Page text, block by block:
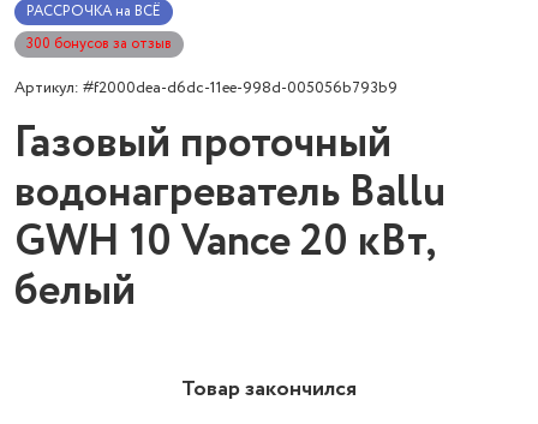
РАССРОЧКА на ВСЁ
300 бонусов за отзыв
Артикул: #f2000dea-d6dc-11ee-998d-005056b793b9
Газовый проточный
водонагреватель Ballu
GWH 10 Vance 20 кВт,
белый
Товар закончился